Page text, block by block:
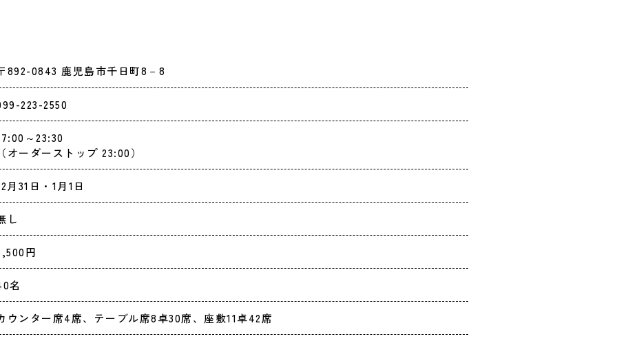
892-0843 鹿児島市千日町8－8
223-2550
～23:30
オーダーストップ 23:00）
月31日・1月1日
し
円
名
ウンター席4席、テーブル席8卓30席、座敷11卓42席